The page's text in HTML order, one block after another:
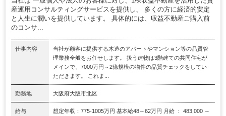
産運用コンサルティングサービスを提供し、 多くの方に経済的安定
と人生に潤いを提供しています。 具体的には、収益不動産ご購入前
のコンサ...
仕事内容
当社が顧客に提供する木造のアパートやマンション等の品質管
理業務全般をお任せします。 扱う建物は3階建ての共同住宅が
メインで、7000万円～2億規模の物件の品質チェックをしてい
ただきます。 これま...
勤務地 大阪府大阪市北区
給与
想定年収：775-1005万円 基本給48～62万円 月給 ： 483,000 ～